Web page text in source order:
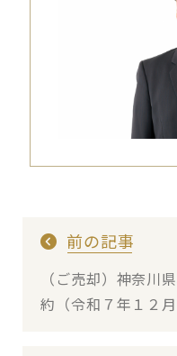
前の記事
（ご売却）神奈川
約（令和７年